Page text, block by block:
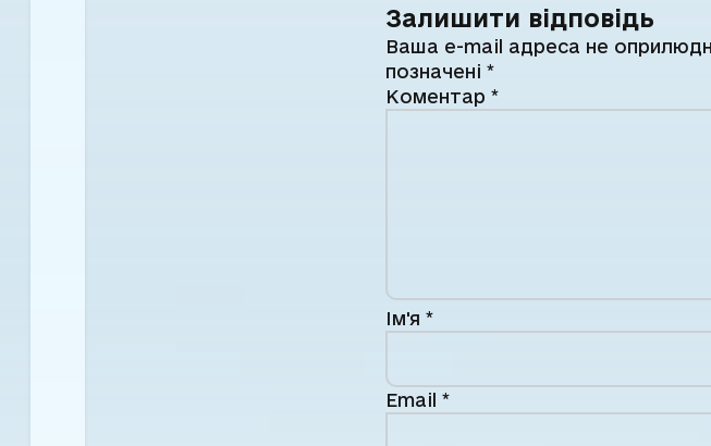
Залишити відповідь
Ваша e-mail адреса не
позначені *
Коментар *
Ім'я *
Email *